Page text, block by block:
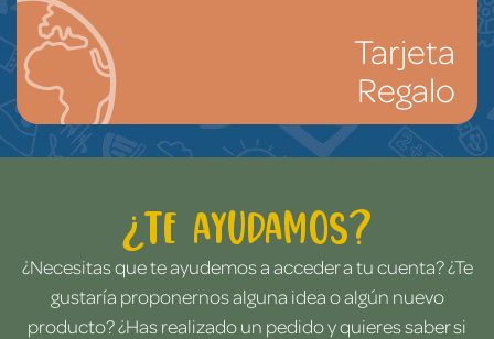
Tarjeta
Regalo
¿Te ayudamos?
¿Necesitas que te ayudemos a acceder a tu cuenta? ¿Te
gustaría proponernos alguna idea o algún nuevo
producto? ¿Has realizado un pedido y quieres saber si